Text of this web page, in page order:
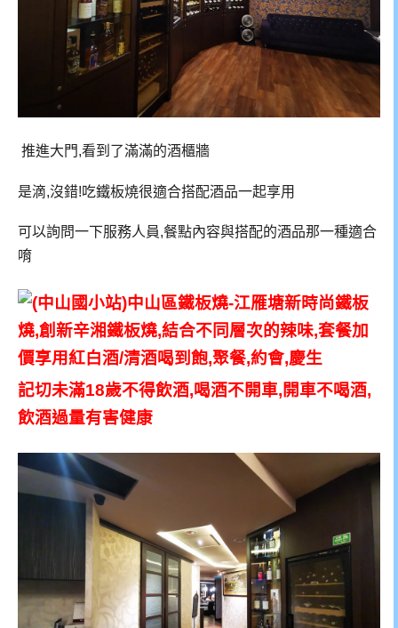
推進大門,看到了滿滿的酒櫃牆
是滴,沒錯!吃鐵板燒很適合搭配酒品一起享用
可以詢問一下服務人員,餐點內容與搭配的酒品那一種適合
唷
記切未滿18歲不得飲酒,喝酒不開車,開車不喝酒,
飲酒過量有害健康